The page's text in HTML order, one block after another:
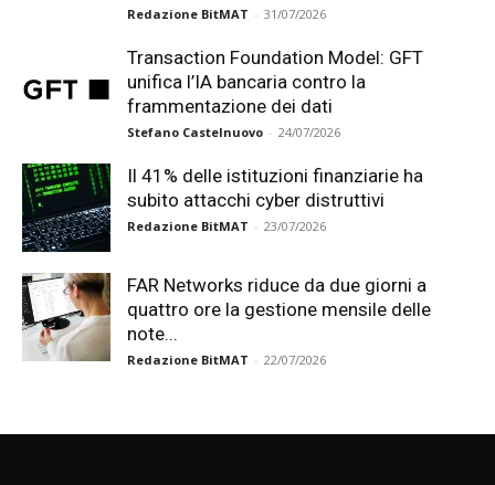
Redazione BitMAT - 31/07/2026
Transaction Foundation Model: GFT
unifica l’IA bancaria contro la
frammentazione dei dati
Stefano Castelnuovo - 24/07/2026
Il 41% delle istituzioni finanziarie ha
subito attacchi cyber distruttivi
Redazione BitMAT - 23/07/2026
FAR Networks riduce da due giorni a
quattro ore la gestione mensile delle
note...
Redazione BitMAT - 22/07/2026